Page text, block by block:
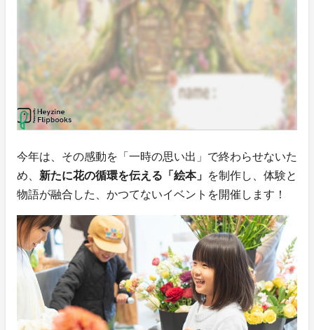
今年は、その感動を「一時の思い出」で終わらせないた
め、 新たに花の循環を伝える「絵本」 を制作し、体験と
物語が融合した、かつてないイベントを開催します！